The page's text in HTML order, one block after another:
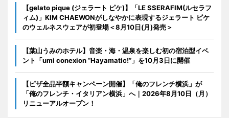
【gelato pique (ジェラート ピケ)】「LE SSERAFIM(ルセラフ
ィム)」KIM CHAEWONがしなやかに表現するジェラート ピケ
のウェルネスウェアが初登場＜8月10日(月)発売＞
【葉山うみのホテル】音楽・海・温泉を楽しむ初の宿泊型イベ
ント「umi conexion “Hayamatic!”」を10月3日に開催
【ピザ全品半額キャンペーン開催】「俺のフレンチ横浜」が
「俺のフレンチ・イタリアン横浜」へ｜2026年8月10日（月）
リニューアルオープン！